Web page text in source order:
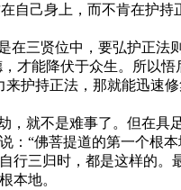
自己身上，而不肯在护
三贤位中，要弘护正法
才能降伏于众生。所以
护持正法，那就能迅速
就不是难事了。但在具
“佛菩提道的第一个根
三归时，都是这样的
本地。